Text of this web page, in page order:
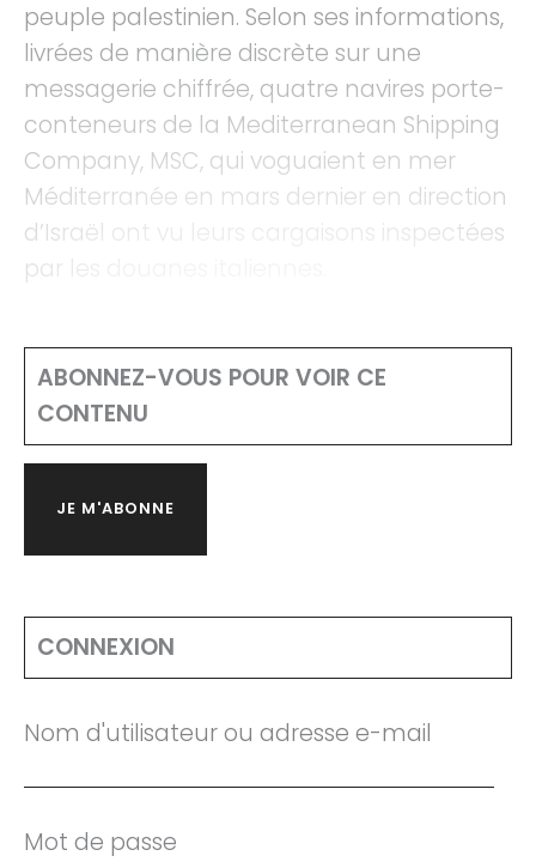
peuple palestinien. Selon ses informations,
livrées de manière discrète sur une
messagerie chiffrée, quatre navires porte-
conteneurs de la Mediterranean Shipping
Company, MSC, qui voguaient en mer
Méditerranée en mars dernier en direction
d’Israël ont vu leurs cargaisons inspectées
par les douanes italiennes.
ABONNEZ-VOUS POUR VOIR CE
CONTENU
JE M'ABONNE
CONNEXION
Nom d'utilisateur ou adresse e-mail
Mot de passe